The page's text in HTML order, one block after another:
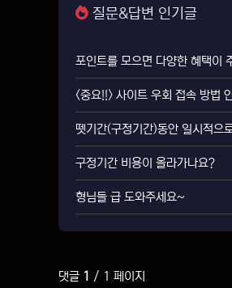
질문&답변 인기글
포인트를 모으면 다양한 혜택이
<중요!!> 사이트 우회 접속 방법
뗏기간(구정기간)동안 일시적으
구정기간 비용이 올라가나요?
형님들 급 도와주세요~
댓글 1 / 1 페이지